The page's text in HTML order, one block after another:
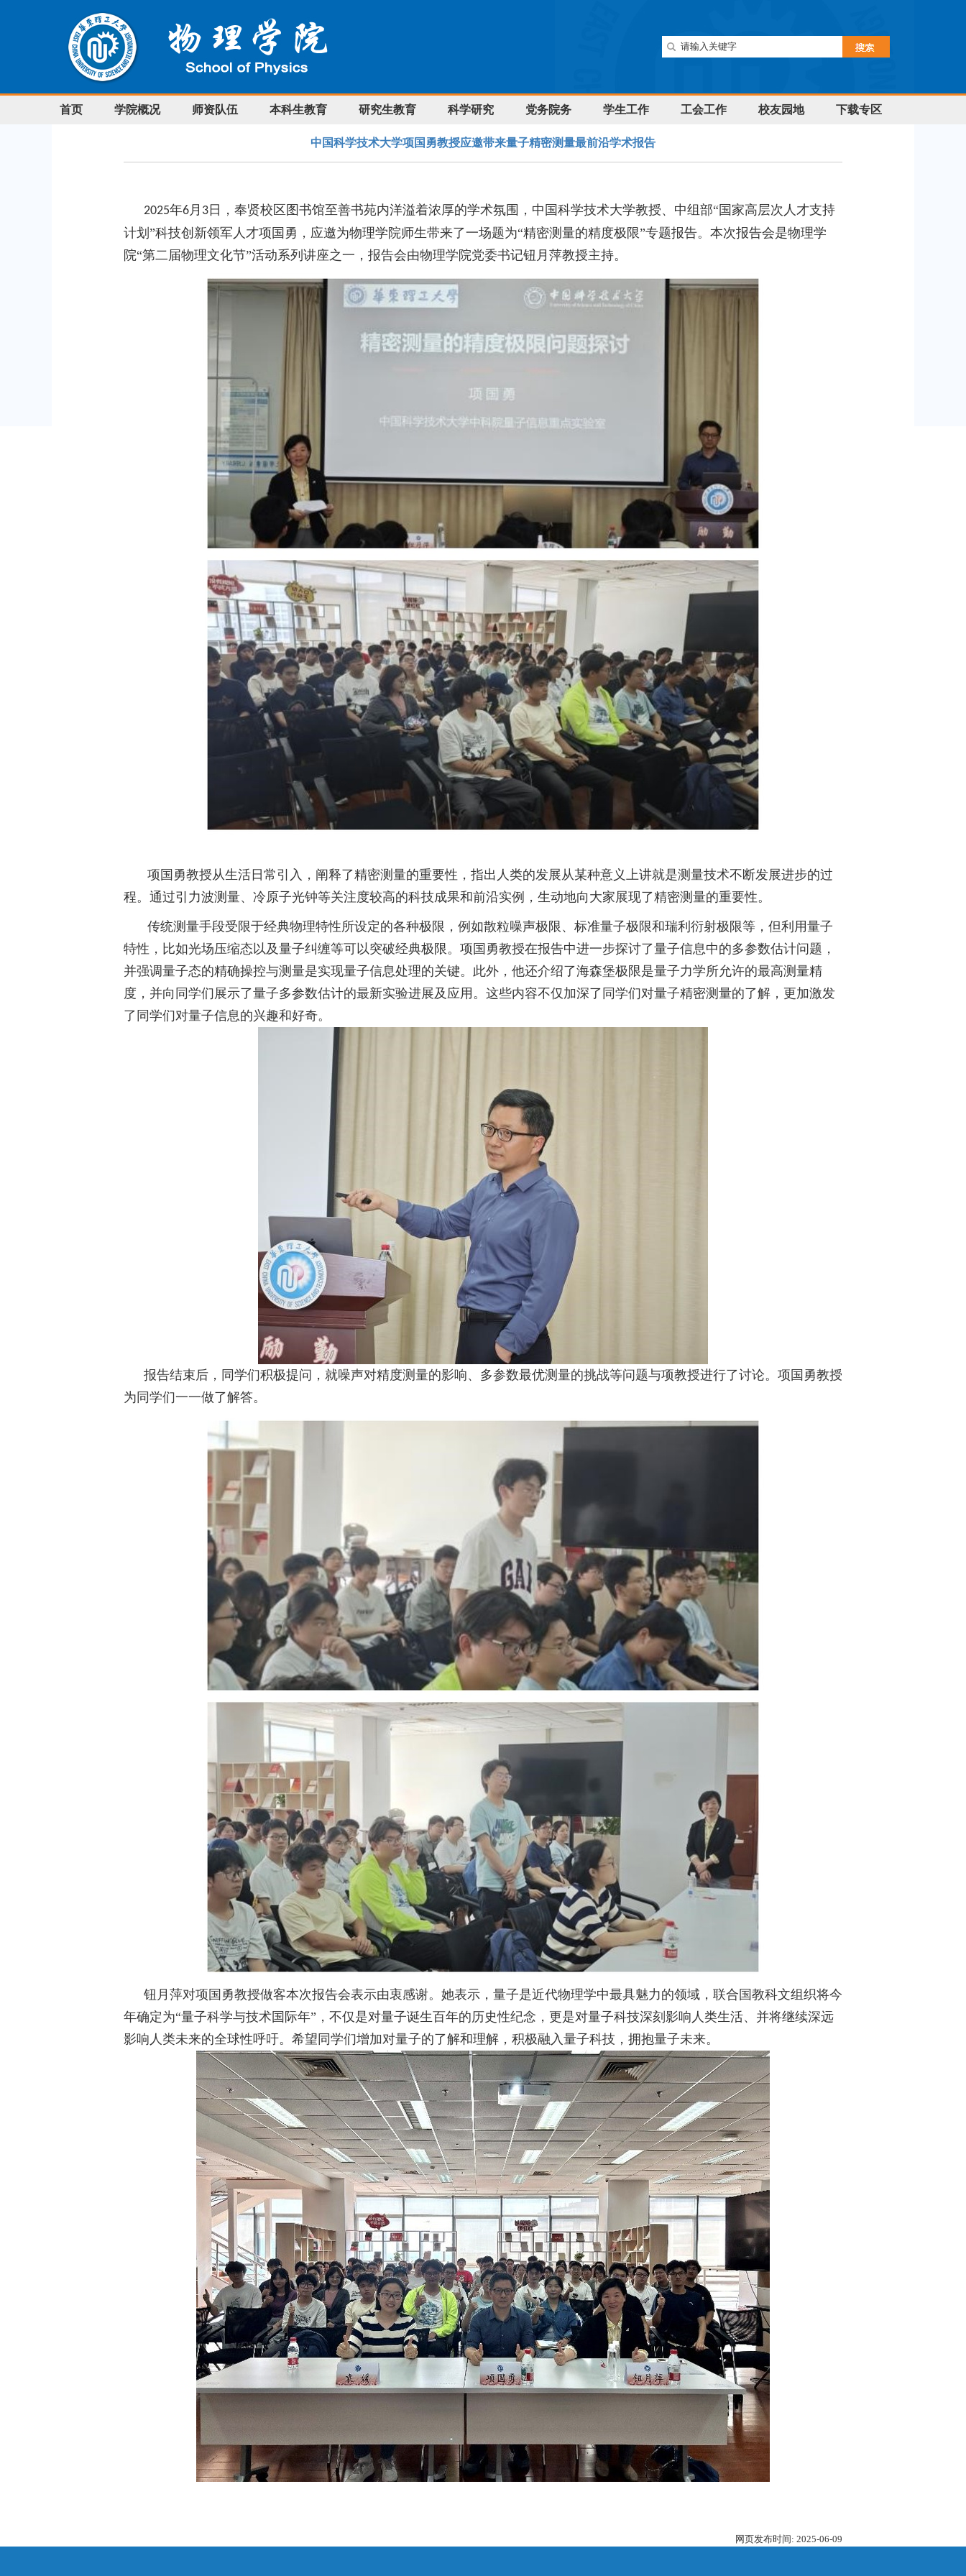
首页 学院概况 师资队伍 本科生教育 研究生教育 科学研究 党务院务 学生工作 工会工作 校友园地 下载专区
中国科学技术大学项国勇教授应邀带来量子精密测量最前沿学术报告
2025年6月 3日，奉贤校区图书馆至善书苑内洋溢着浓厚的学术氛围，中国科学技术大学教授、中组部“国家高层次人才支持
计划”科技创新领军人才项国勇，应邀为物理学院师生带来了一场题为“精密测量的精度极限”专题报告。本次报告会是物理学
院“第二届物理文化节”活动系列讲座之一，报告会由物理学院党委书记钮月萍教授主持。
项国勇教授从生活日常引入，阐释了精密测量的重要性，指出人类的发展从某种意义上讲就是测量技术不断发展进步的过
程。通过引力波测量、冷原子光钟等关注度较高的科技成果和前沿实例，生动地向大家展现了精密测量的重要性。
传统测量手段受限于经典物理特性所设定的各种极限，例如散粒噪声极限、标准量子极限和瑞利衍射极限等，但利用量子
特性，比如光场压缩态以及量子纠缠等可以突破经典极限。项国勇教授在报告中进一步探讨了量子信息中的多参数估计问题，
并强调量子态的精确操控与测量是实现量子信息处理的关键。此外，他还介绍了海森堡极限是量子力学所允许的最高测量精
度，并向同学们展示了量子多参数估计的最新实验进展及应用。这些内容不仅加深了同学们对量子精密测量的了解，更加激发
了同学们对量子信息的兴趣和好奇。
报告结束后，同学们积极提问，就噪声对精度测量的影响、多参数最优测量的挑战等问题与项教授进行了讨论。项国勇教授
为同学们一一做了解答。
钮月萍对项国勇教授做客本次报告会表示由衷感谢。她表示，量子是近代物理学中最具魅力的领域，联合国教科文组织将今
年确定为“量子科学与技术国际年”，不仅是对量子诞生百年的历史性纪念，更是对量子科技深刻影响人类生活、并将继续深远
影响人类未来的全球性呼吁。希望同学们增加对量子的了解和理解，积极融入量子科技，拥抱量子未来。
网页发布时间: 2025-06-09